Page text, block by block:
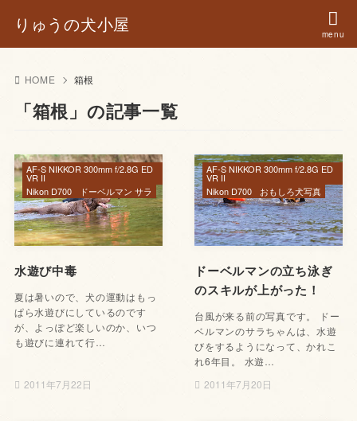
りゅうの犬小屋
HOME 箱根
「箱根」の記事一覧
水遊び中毒
夏は暑いので、犬の運動はもっ
ぱら水遊びにしているのです
が、よっぽど楽しいのか、いつ
も遊びに連れて行…
2011年7月22日
AF-S NIKKOR 300mm f/2.8G ED
VR II
Nikon D700
ドーベルマン サラ
ドーベルマンの立ち泳ぎ
のスキルが上がった！
台風が来る前の写真です。 ドー
ベルマンのサラちゃんは、水遊
びをするようになって、かれこ
れ6年目。 水遊…
2011年7月20日
AF-S NIKKOR 300mm f/2.8G ED
VR II
Nikon D700
おもしろ犬写真